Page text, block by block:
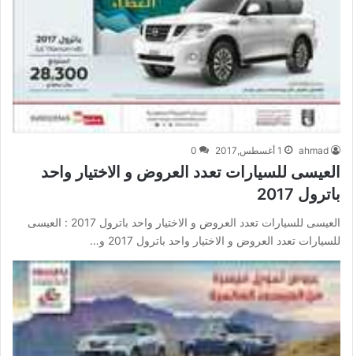
ahmad 1 أغسطس,2017 0
العيسى للسيارات تعدد العروض و الاختيار واحد
باترول 2017
العيسى للسيارات تعدد العروض و الاختيار واحد باترول 2017 : العيسى
للسيارات تعدد العروض و الاختيار واحد باترول 2017 و…